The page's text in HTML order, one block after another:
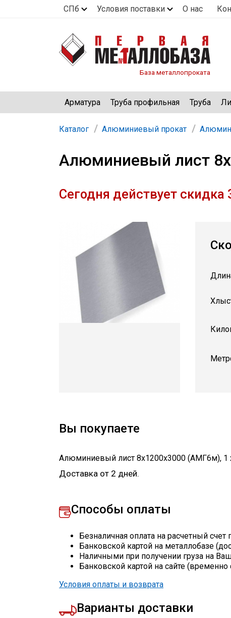
СПб Условия поставки О нас
База металлопроката
Арматура Труба профильная Труба
Каталог Алюминиевый прокат
Алюминиевый лист
Сегодня действует
Вы покупаете
Алюминиевый лист 8х1200х3000 (АМГ6м), 1
Доставка от 2 дней.
Способы оплаты
Безналичная оплата на расчетный счет
Банковской картой на металлобазе
Наличными при получении груза на
Банковской картой на сайте
Условия оплаты и возврата
Варианты доставки